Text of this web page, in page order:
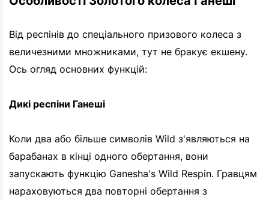
Від респінів до спеціального призового колеса з
величезними множниками, тут не бракує екшену.
Ось огляд основних функцій:
Дикі респіни Ганеші
Коли два або більше символів Wild з'являються на
барабанах в кінці одного обертання, вони
запускають функцію Ganesha's Wild Respin. Гравцям
нараховуються два повторні обертання з